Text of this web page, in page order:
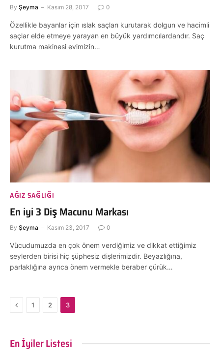
By Şeyma Kasım 28, 2017 0
Özellikle bayanlar için ıslak saçları kurutarak dolgun ve hacimli
saçlar elde etmeye yarayan en büyük yardımcılardandır. Saç
kurutma makinesi evimizin…
AĞIZ SAĞLIĞI
En iyi 3 Diş Macunu Markası
By Şeyma Kasım 23, 2017 0
Vücudumuzda en çok önem verdiğimiz ve dikkat ettiğimiz
şeylerden birisi hiç şüphesiz dişlerimizdir. Beyazlığına,
parlaklığına ayrıca önem vermekle beraber çürük…
Previous
1 2 3
En İyiler Listesi